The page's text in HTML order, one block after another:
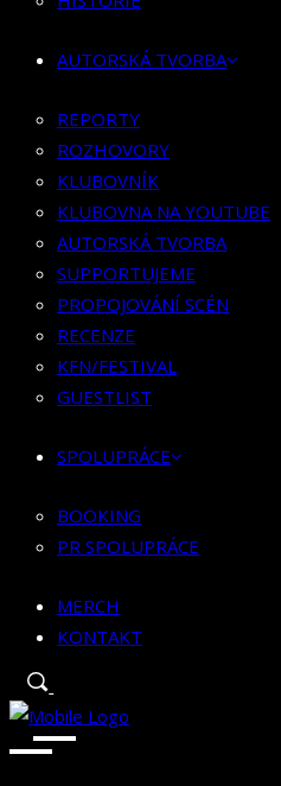
KLUBOVNA NA YOUTUBE
SUPPORTUJEME
PROPOJOVÁNÍ SCÉN
RECENZE
KFN/FESTIVAL
GUESTLIST
SPOLUPRÁCE
BOOKING
PR SPOLUPRÁCE
MERCH
AUTORSKÁ TVORBA
REPORTY
ROZHOVORY
KLUBOVNÍK
KLUBOVNA NA YOUTUBE
AUTORSKÁ TVORBA
SUPPORTUJEME
PROPOJOVÁNÍ SCÉN
RECENZE
KFN/FESTIVAL
GUESTLIST
SPOLUPRÁCE
BOOKING
PR SPOLUPRÁCE
MERCH
KONTAKT